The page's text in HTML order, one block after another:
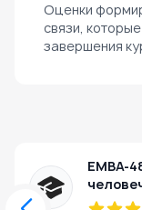
Оценки
связи,
завершения
ЕМВА-